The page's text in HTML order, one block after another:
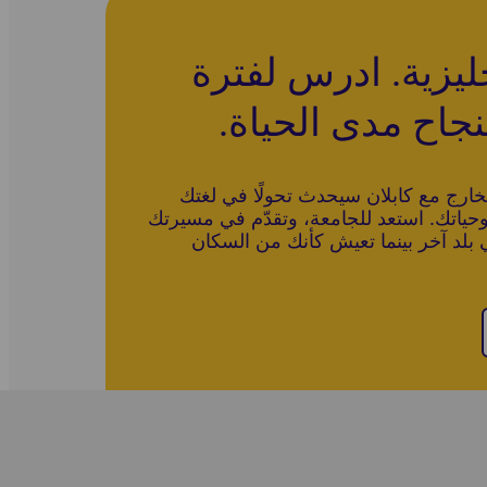
ادرس لفترة
مدى الحياة.
مع كابلان سيحدث تحولًا في لغتك
وحياتك. استعد للجامعة، وتقدّم في مسيرتك
بلد آخر بينما تعيش كأنك من السكان